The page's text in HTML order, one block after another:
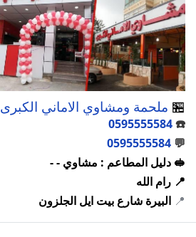
🏪 ملحمة ومشاوي الاماني الكبرى
☎️
0595555584
💬
0595555584
🥪 دليل المطاعم : مشاوي - -
📍 رام الله
📍 البيرة شارع بيت ايل الجلزون